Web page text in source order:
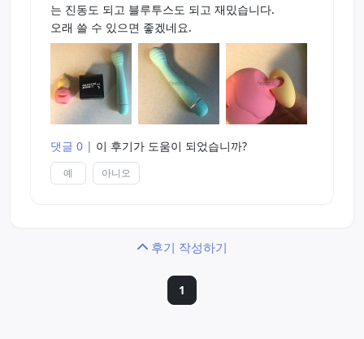
는 진동도 되고 블루투스도 되고 재밌습니다.
오래 쓸 수 있으면 좋겠네요.
댓글 0 | 이 후기가 도움이 되었습니까?
예 아니오
후기 작성하기
1